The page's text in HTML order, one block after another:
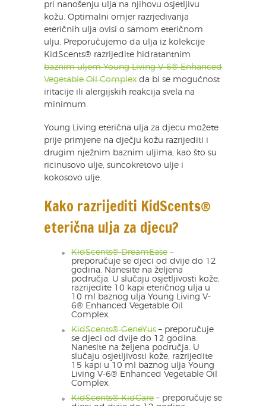
pri nanošenju ulja na njihovu osjetljivu
kožu. Optimalni omjer razrjeđivanja
eteričnih ulja ovisi o samom eteričnom
ulju. Preporučujemo da ulja iz kolekcije
KidScents® razrijedite hidratantnim
baznim uljem Young Living V-6® Enhanced
Vegetable Oil Complex da bi se mogućnost
iritacije ili alergijskih reakcija svela na
minimum.
Young Living eterična ulja za djecu možete
prije primjene na dječju kožu razrijediti i
drugim nježnim baznim uljima, kao što su
ricinusovo ulje, suncokretovo ulje i
kokosovo ulje.
Kako razrijediti KidScents®
eterična ulja za djecu?
KidScents® DreamEase –
preporučuje se djeci od dvije do 12
godina. Nanesite na željena
područja. U slučaju osjetljivosti kože,
razrijedite 10 kapi eteričnog ulja u
10 ml baznog ulja Young Living V-
6® Enhanced Vegetable Oil
Complex.
KidScents® GeneYus – preporučuje
se djeci od dvije do 12 godina.
Nanesite na željena područja. U
slučaju osjetljivosti kože, razrijedite
15 kapi u 10 ml baznog ulja Young
Living V-6® Enhanced Vegetable Oil
Complex.
KidScents® KidCare – preporučuje se